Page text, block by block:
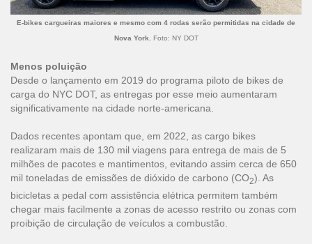
E-bikes cargueiras maiores e mesmo com 4 rodas serão permitidas na cidade de
Nova York.
Foto: NY DOT
Menos poluição
Desde o lançamento em 2019 do programa piloto de bikes de
carga do NYC DOT, as entregas por esse meio aumentaram
significativamente na cidade norte-americana.
Dados recentes apontam que, em 2022, as cargo bikes
realizaram mais de 130 mil viagens para entrega de mais de 5
milhões de pacotes e mantimentos, evitando assim cerca de 650
mil toneladas de emissões de dióxido de carbono (CO2). As
bicicletas a pedal com assistência elétrica permitem também
chegar mais facilmente a zonas de acesso restrito ou zonas com
proibição de circulação de veículos a combustão.